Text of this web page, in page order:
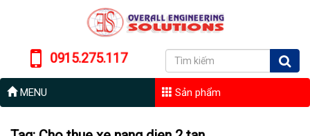
0915.275.117
MENU Sản phẩm